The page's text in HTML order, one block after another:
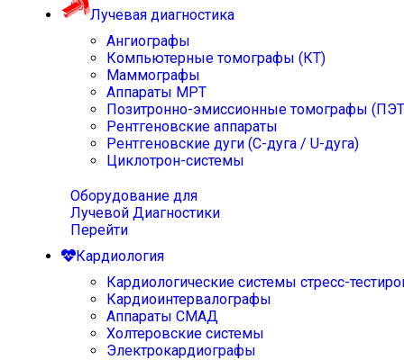
Лучевая диагностика
Ангиографы
Компьютерные томографы (КТ)
Маммографы
Аппараты МРТ
Позитронно-эмиссионные томографы
Рентгеновские аппараты
Рентгеновские дуги (С-дуга / U-дуга)
Циклотрон-системы
Оборудование для
Лучевой Диагностики
Перейти
Кардиология
Кардиологические системы стресс-
Кардиоинтервалографы
Аппараты СМАД
Холтеровские системы
Электрокардиографы